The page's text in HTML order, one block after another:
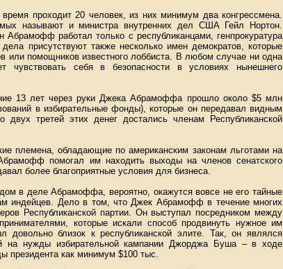
проходит 20 человек, из них минимум два конгрессмена.
называют и министра внутренних дел США Гейл Нортон.
Абрамофф работал только с республиканцами, генпрокуратура
присутствуют также несколько имен демократов, которые
или помощников известного лоббиста. В любом случае ни одна
чувствовать себя в безопасности в условиях нынешнего
13 лет через руки Джека Абрамоффа прошло около $5 млн
в избирательные фонды), которые он передавал видным
двух третей этих денег достались членам Республиканской
племена, обладающие по американским законам льготами на
помогал им находить выходы на членов сенатского
более благоприятные условия для бизнеса.
в деле Абрамоффа, вероятно, окажутся вовсе не его тайные
индейцев. Дело в том, что Джек Абрамофф в течение многих
Республиканской партии. Он выступал посредником между
которые искали способ продвинуть нужное им
близок к республиканской элите. Так, он являлся
на нужды избирательной кампании Джорджа Буша – в ходе
президента как минимум $100 тыс.